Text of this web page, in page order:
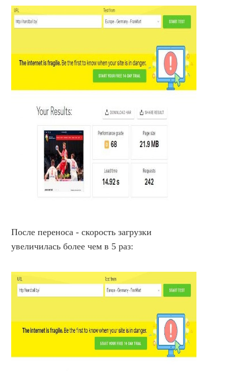
После переноса - скорость загрузки
увеличилась более чем в 5 раз: